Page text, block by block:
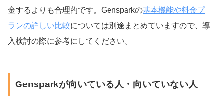
金するよりも合理的です。Gensparkの基本機能や料金プ
ランの詳しい比較については別途まとめていますので、導
入検討の際に参考にしてください。
Gensparkが向いている人・向いていない人